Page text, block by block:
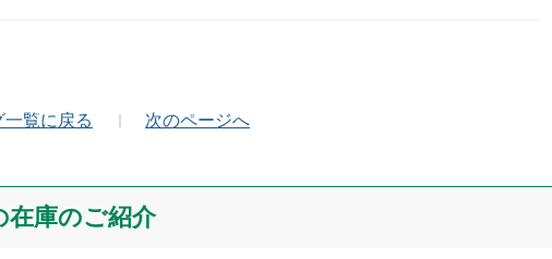
一覧に戻る 次のページへ
在庫のご紹介